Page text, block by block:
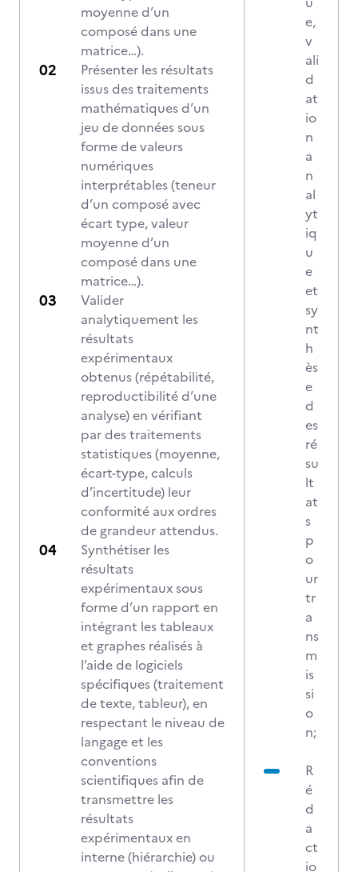
moyenne d’un
composé dans une
matrice…).
Présenter les résultats
issus des traitements
mathématiques d’un
jeu de données sous
forme de valeurs
numériques
interprétables (teneur
d’un composé avec
écart type, valeur
moyenne d’un
composé dans une
matrice…).
Valider
analytiquement les
résultats
expérimentaux
obtenus (répétabilité,
reproductibilité d’une
analyse) en vérifiant
par des traitements
statistiques (moyenne,
écart-type, calculs
d’incertitude) leur
conformité aux ordres
de grandeur attendus.
Synthétiser les
résultats
expérimentaux sous
forme d’un rapport en
intégrant les tableaux
et graphes réalisés à
l’aide de logiciels
spécifiques (traitement
de texte, tableur), en
respectant le niveau de
langage et les
conventions
scientifiques afin de
transmettre les
résultats
expérimentaux en
interne (hiérarchie) ou
e,
v
ali
d
at
io
n
a
n
al
yt
iq
u
e
et
sy
nt
h
ès
e
d
es
ré
su
lt
at
s
p
o
ur
tr
a
ns
m
is
si
o
n;
R
é
d
a
ct
io